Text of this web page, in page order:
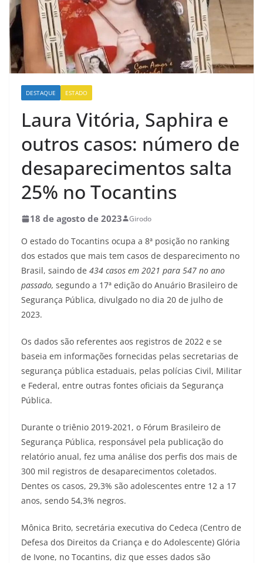
DESTAQUE ESTADO
Laura Vitória, Saphira e
outros casos: número de
desaparecimentos salta
25% no Tocantins
18 de agosto de 2023 Girodo
O estado do Tocantins ocupa a 8ª posição no ranking
dos estados que mais tem casos de desparecimento no
Brasil, saindo de 434 casos em 2021 para 547 no ano
passado, segundo a 17ª edição do Anuário Brasileiro de
Segurança Pública, divulgado no dia 20 de julho de
2023.
Os dados são referentes aos registros de 2022 e se
baseia em informações fornecidas pelas secretarias de
segurança pública estaduais, pelas polícias Civil, Militar
e Federal, entre outras fontes oficiais da Segurança
Pública.
Durante o triênio 2019-2021, o Fórum Brasileiro de
Segurança Pública, responsável pela publicação do
relatório anual, fez uma análise dos perfis dos mais de
300 mil registros de desaparecimentos coletados.
Dentes os casos, 29,3% são adolescentes entre 12 a 17
anos, sendo 54,3% negros.
Mônica Brito, secretária executiva do Cedeca (Centro de
Defesa dos Direitos da Criança e do Adolescente) Glória
de Ivone, no Tocantins, diz que esses dados são